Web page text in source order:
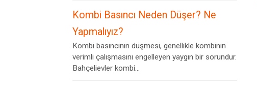
Kombi Basıncı Neden Düşer? Ne
Yapmalıyız?
Kombi basıncının düşmesi, genellikle kombinin
verimli çalışmasını engelleyen yaygın bir sorundur.
Bahçelievler kombi...